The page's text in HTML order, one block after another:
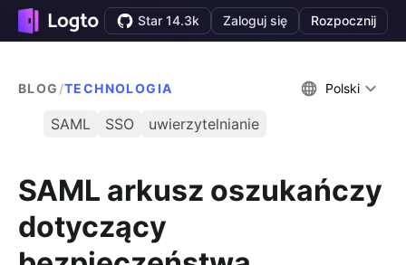
Star 14.3k Zaloguj się Rozpocznij
BLOG /TECHNOLOGIA Polski
SAML SSO uwierzytelnianie
SAML arkusz oszukańczy
dotyczący